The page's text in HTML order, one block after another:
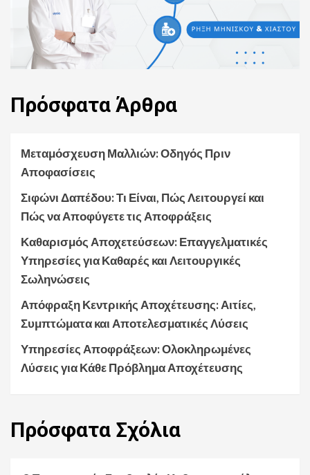
Πρόσφατα Άρθρα
Μεταμόσχευση Μαλλιών: Οδηγός Πριν
Αποφασίσεις
Σιφώνι Δαπέδου: Τι Είναι, Πώς Λειτουργεί και
Πώς να Αποφύγετε τις Αποφράξεις
Καθαρισμός Αποχετεύσεων: Επαγγελματικές
Υπηρεσίες για Καθαρές και Λειτουργικές
Σωληνώσεις
Απόφραξη Κεντρικής Αποχέτευσης: Αιτίες,
Συμπτώματα και Αποτελεσματικές Λύσεις
Υπηρεσίες Αποφράξεων: Ολοκληρωμένες
Λύσεις για Κάθε Πρόβλημα Αποχέτευσης
Πρόσφατα Σχόλια